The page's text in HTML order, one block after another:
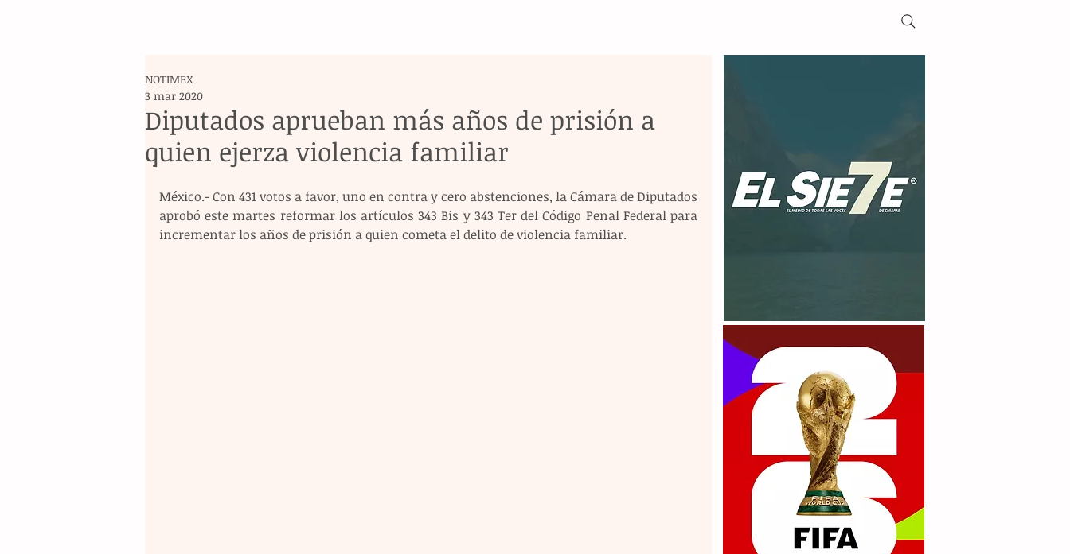
Diputados aprueban más años de prisión a
quien ejerza violencia familiar
NOTIMEX
3 mar 2020
México.- Con 431 votos a favor, uno en contra y cero abstenciones, la Cámara de Diputados
aprobó este martes reformar los artículos 343 Bis y 343 Ter del Código Penal Federal para
incrementar los años de prisión a quien cometa el delito de violencia familiar.